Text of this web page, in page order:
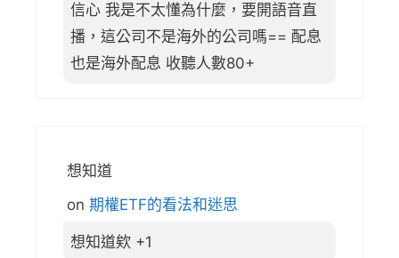
信心 我是不太懂為什麼，要開語音直
播，這公司不是海外的公司嗎== 配息
也是海外配息 收聽人數80+
想知道
on 期權ETF的看法和迷思
想知道欸 +1